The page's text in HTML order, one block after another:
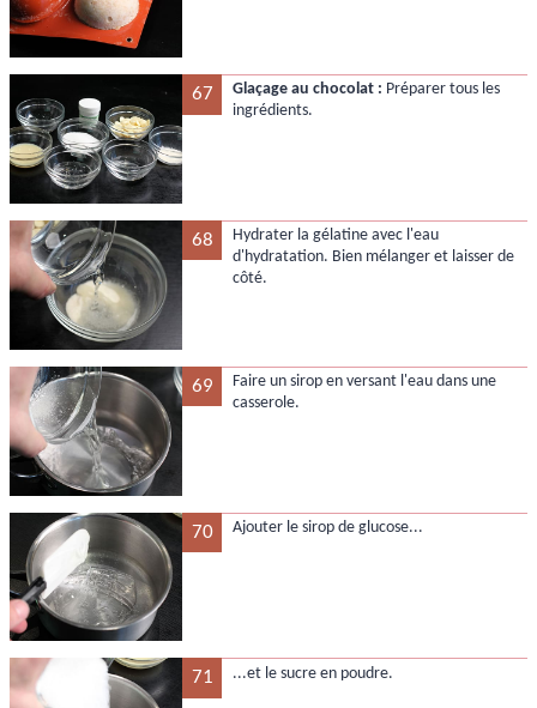
67 Glaçage au chocolat : Préparer tous les
ingrédients.
68
Hydrater la gélatine avec l'eau
d'hydratation. Bien mélanger et laisser de
côté.
69
Faire un sirop en versant l'eau dans une
casserole.
70 Ajouter le sirop de glucose...
71 ...et le sucre en poudre.